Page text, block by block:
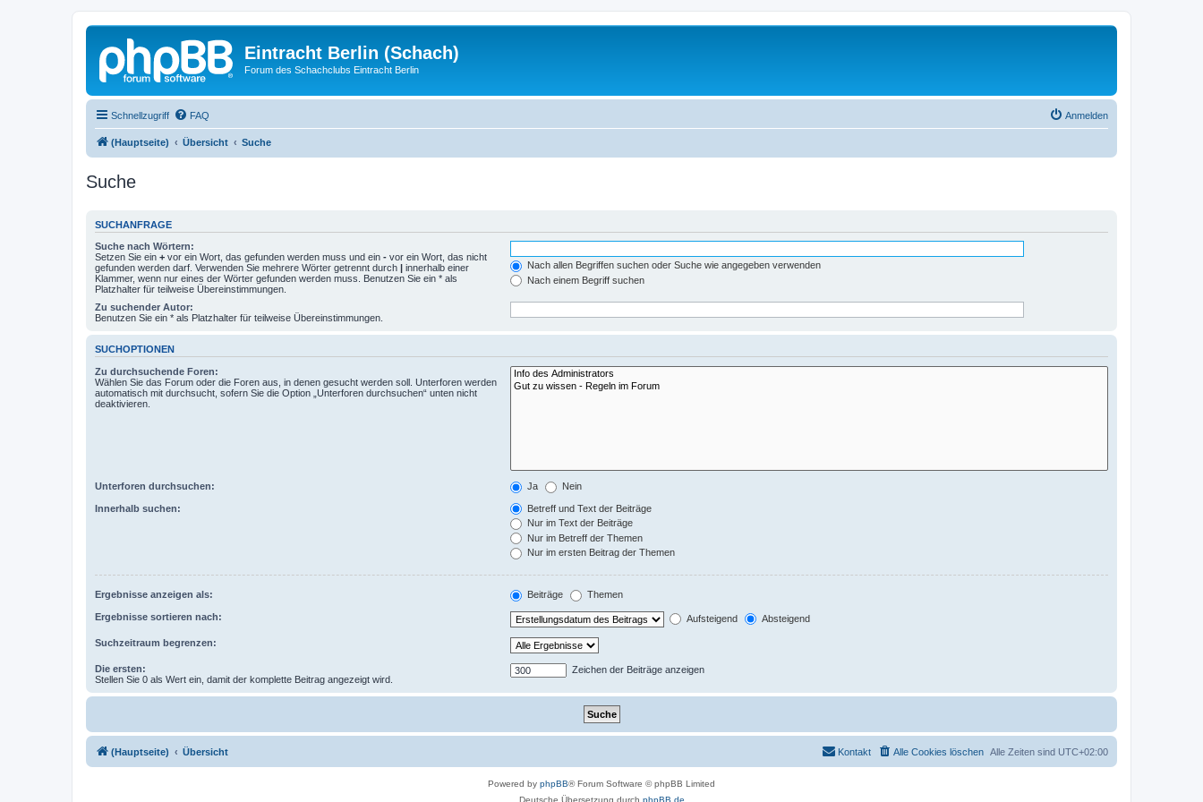
Eintracht Berlin (Schach)
Forum des Schachclubs Eintracht Berlin
Schnellzugriff FAQ Anmelden
(Hauptseite) Übersicht Suche
Suche
SUCHANFRAGE
Suche nach Wörtern:
Setzen Sie ein + vor ein Wort, das gefunden werden muss und ein - vor ein Wort, das nicht
gefunden werden darf. Verwenden Sie mehrere Wörter getrennt durch | innerhalb einer
Klammer, wenn nur eines der Wörter gefunden werden muss. Benutzen Sie ein * als
Platzhalter für teilweise Übereinstimmungen.
Nach allen Begriffen suchen oder Suche wie angegeben verwenden
Nach einem Begriff suchen
Zu suchender Autor:
Benutzen Sie ein * als Platzhalter für teilweise Übereinstimmungen.
SUCHOPTIONEN
Zu durchsuchende Foren:
Wählen Sie das Forum oder die Foren aus, in denen gesucht werden soll. Unterforen werden
automatisch mit durchsucht, sofern Sie die Option „Unterforen durchsuchen“ unten nicht
deaktivieren.
Unterforen durchsuchen: Ja Nein
Innerhalb suchen:
Betreff und Text der Beiträge
Nur im Text der Beiträge
Nur im Betreff der Themen
Nur im ersten Beitrag der Themen
Ergebnisse anzeigen als: Beiträge Themen
Ergebnisse sortieren nach: Aufsteigend Absteigend
Suchzeitraum begrenzen:
Die ersten:
Stellen Sie 0 als Wert ein, damit der komplette Beitrag angezeigt wird.
Zeichen der Beiträge anzeigen
(Hauptseite) Übersicht Alle Zeiten sind UTC+02:00
Alle Cookies löschen
Kontakt
Powered by phpBB® Forum Software © phpBB Limited
Deutsche Übersetzung durch phpBB.de